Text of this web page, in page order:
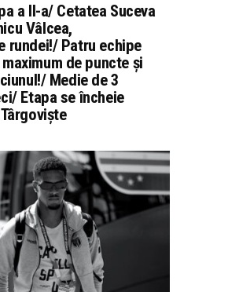
a II-a/ Cetatea Suceva
Vâlcea,
rundei!/ Patru echipe
de puncte și
Medie de 3
Etapa se încheie